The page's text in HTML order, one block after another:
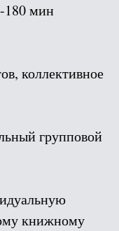
180 мин
коллективное
групповой
книжному